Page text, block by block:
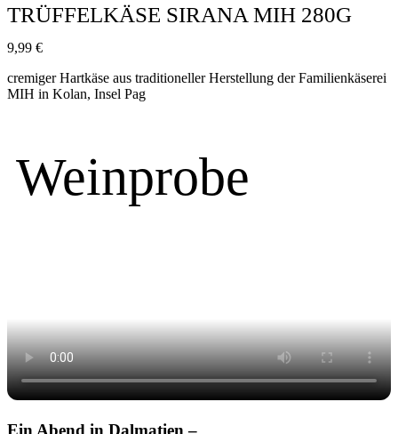
TRÜFFELKÄSE SIRANA MIH 280G
9,99 €
cremiger Hartkäse aus traditioneller Herstellung der Familienkäserei
MIH in Kolan, Insel Pag
Weinprobe
Ein Abend in Dalmatien –